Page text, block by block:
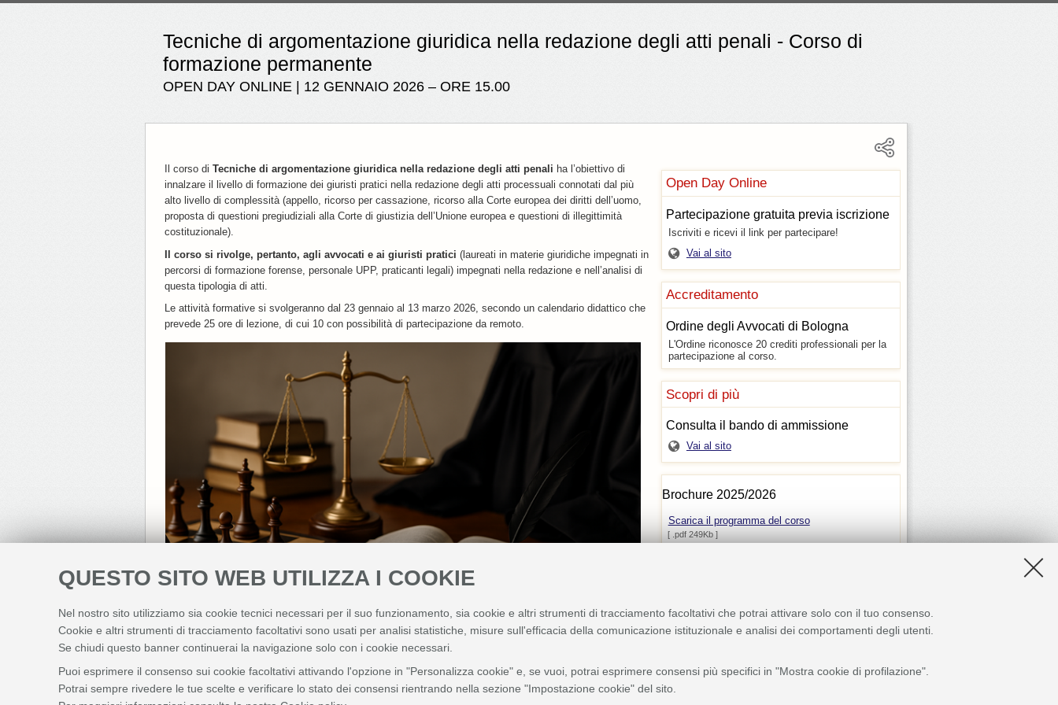
QUESTO SITO WEB UTILIZZA I COOKIE
Nel nostro sito utilizziamo sia cookie tecnici necessari per il suo funzionamento, sia cookie e altri strumenti di tracciamento facoltativi che potrai attivare solo con il tuo consenso.
Cookie e altri strumenti di tracciamento facoltativi sono usati per analisi statistiche, misure sull'efficacia della comunicazione istituzionale e analisi dei comportamenti degli utenti.
Se chiudi questo banner continuerai la navigazione solo con i cookie necessari.
Puoi esprimere il consenso sui cookie facoltativi attivando l'opzione in "Personalizza cookie" e, se vuoi, potrai esprimere consensi più specifici in "Mostra cookie di profilazione".
Potrai sempre rivedere le tue scelte e verificare lo stato dei consensi rientrando nella sezione "Impostazione cookie" del sito.
Tecniche di argomentazione giuridica nella redazione degli atti penali - Corso di
formazione permanente
OPEN DAY ONLINE | 12 GENNAIO 2026 – ORE 15.00
Il corso di Tecniche di argomentazione giuridica nella redazione degli atti penali ha l’obiettivo di
innalzare il livello di formazione dei giuristi pratici nella redazione degli atti processuali connotati dal più
alto livello di complessità (appello, ricorso per cassazione, ricorso alla Corte europea dei diritti dell’uomo,
proposta di questioni pregiudiziali alla Corte di giustizia dell’Unione europea e questioni di illegittimità
costituzionale).
Il corso si rivolge, pertanto, agli avvocati e ai giuristi pratici (laureati in materie giuridiche impegnati in
percorsi di formazione forense, personale UPP, praticanti legali) impegnati nella redazione e nell’analisi di
questa tipologia di atti.
Le attività formative si svolgeranno dal 23 gennaio al 13 marzo 2026, secondo un calendario didattico che
prevede 25 ore di lezione, di cui 10 con possibilità di partecipazione da remoto.
Open Day Online
Partecipazione gratuita previa iscrizione
Iscriviti e ricevi il link per partecipare!
Vai al sito
Accreditamento
Ordine degli Avvocati di Bologna
L'Ordine riconosce 20 crediti professionali per la
partecipazione al corso.
Scopri di più
Consulta il bando di ammissione
Vai al sito
Brochure 2025/2026
Scarica il programma del corso
[ .pdf 249Kb ]